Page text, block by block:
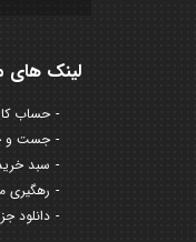
لینک های
حساب
جست و
سبد
رهگیری
دانلود